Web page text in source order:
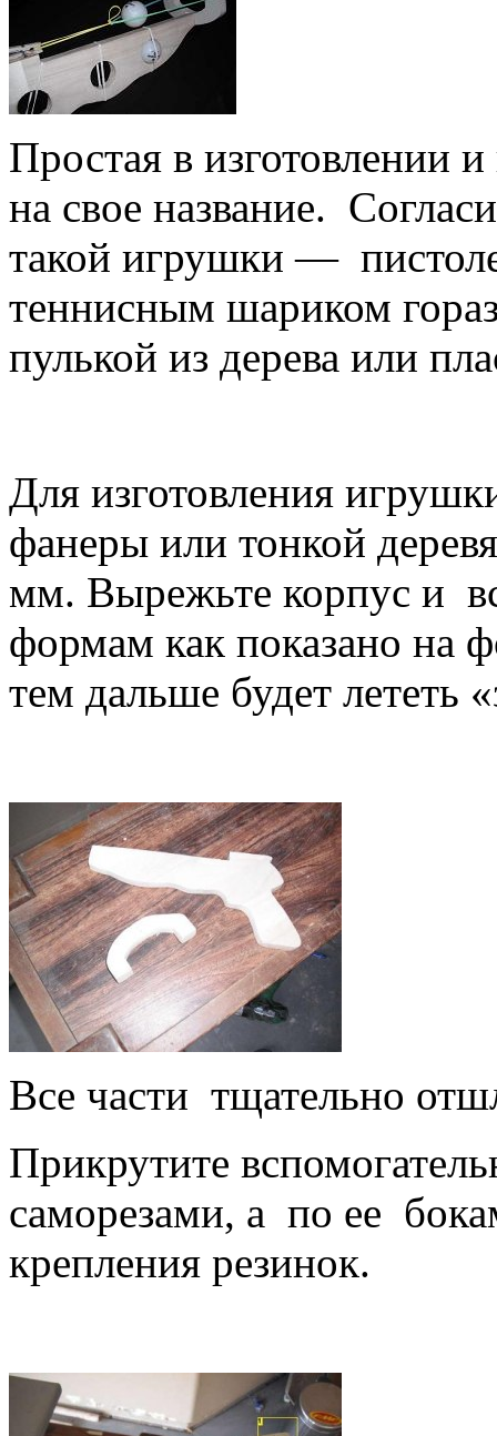
Простая в изготовлении
на свое название.
такой игрушки —
теннисным шариком
пулькой из дерева или
Для изготовления
фанеры или тонкой
мм. Вырежьте корпус и
формам как показано на
тем дальше будет лететь
Все части тщательно
Прикрутите
саморезами, а по ее
крепления резинок.